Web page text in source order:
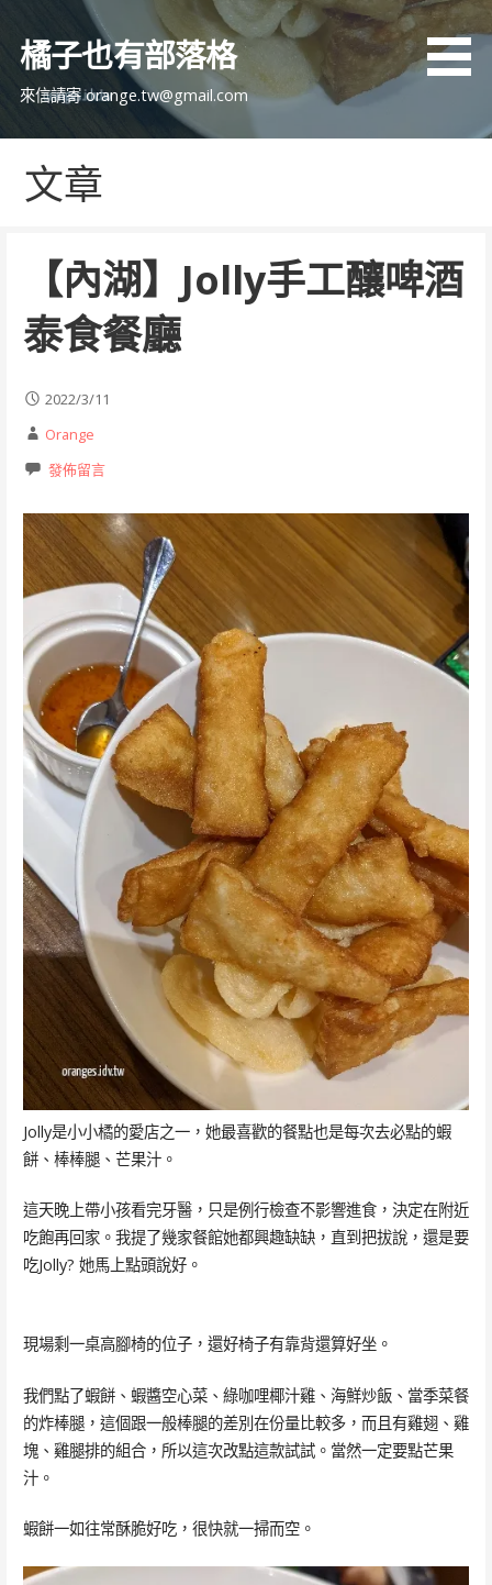
橘子也有部落格
來信請寄 orange.tw@gmail.com
文章
【內湖】Jolly手工釀啤酒
泰食餐廳
2022/3/11
Orange
發佈留言
Jolly是小小橘的愛店之一，她最喜歡的餐點也是每次去必點的蝦
餅、棒棒腿、芒果汁。
這天晚上帶小孩看完牙醫，只是例行檢查不影響進食，決定在附近
吃飽再回家。我提了幾家餐館她都興趣缺缺，直到把拔說，還是要
吃Jolly? 她馬上點頭說好。
現場剩一桌高腳椅的位子，還好椅子有靠背還算好坐。
我們點了蝦餅、蝦醬空心菜、綠咖哩椰汁雞、海鮮炒飯、當季菜餐
的炸棒腿，這個跟一般棒腿的差別在份量比較多，而且有雞翅、雞
塊、雞腿排的組合，所以這次改點這款試試。當然一定要點芒果
汁。
蝦餅一如往常酥脆好吃，很快就一掃而空。